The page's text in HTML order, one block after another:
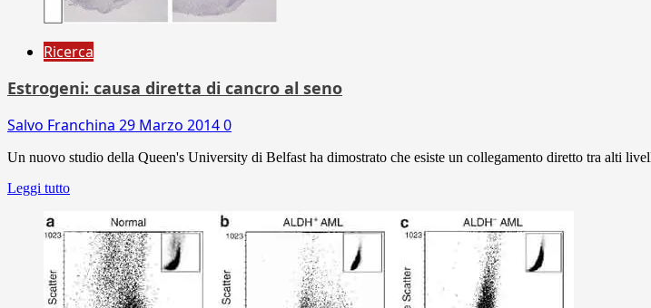
Ricerca
Estrogeni: causa diretta di cancro al seno
Salvo Franchina 29 Marzo 20140
Un nuovo studio della Queen's University di Belfast ha dimostrato che esiste un collegamento diretto tra alti
Leggi tutto